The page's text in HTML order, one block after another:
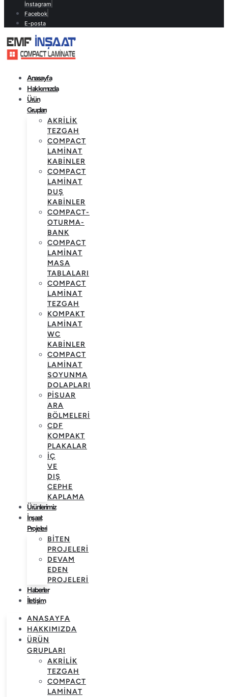
İnstagram
Facebok
E-posta
Anasayfa
Hakkımızda
Ürün
Grupları
AKRILIK
TEZGAH
COMPACT
LAMINAT
KABINLER
COMPACT
LAMINAT
DUŞ
KABINLER
COMPACT-
OTURMA-
BANK
COMPACT
LAMINAT
MASA
TABLALARI
COMPACT
LAMINAT
TEZGAH
KOMPAKT
LAMINAT
WC
KABINLER
COMPACT
LAMINAT
SOYUNMA
DOLAPLARI
PISUAR
ARA
BÖLMELERI
CDF
KOMPAKT
PLAKALAR
İÇ
VE
DIŞ
CEPHE
KAPLAMA
Ürünlerimiz
İnşaat
Projeleri
BITEN
PROJELERI
DEVAM
EDEN
PROJELERI
Haberler
İletişim
ANASAYFA
HAKKIMIZDA
ÜRÜN
GRUPLARI
AKRILIK
TEZGAH
COMPACT
LAMINAT